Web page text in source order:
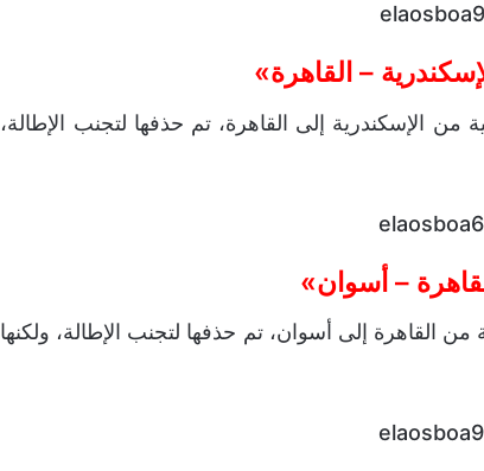
– القاهرة»
الإسكندرية إلى القاهرة، تم حذفها لتجنب الإطالة،
– أسوان»
القاهرة إلى أسوان، تم حذفها لتجنب الإطالة، ولكنها